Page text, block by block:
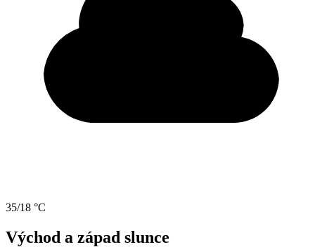
35/18 °C
Východ a západ slunce